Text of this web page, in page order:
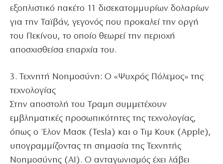
εξοπλιστικό πακέτο 11 δισεκατομμυρίων δολαρίων
για την Ταϊβάν, γεγονός που προκαλεί την οργή
του Πεκίνου, το οποίο θεωρεί την περιοχή
αποσχισθείσα επαρχία του.
3. Τεχνητή Νοημοσύνη: Ο «Ψυχρός Πόλεμος» της
τεχνολογίας
Στην αποστολή του Τραμπ συμμετέχουν
εμβληματικές προσωπικότητες της τεχνολογίας,
όπως ο Έλον Μασκ (Tesla) και ο Τιμ Κουκ (Apple),
υπογραμμίζοντας τη σημασία της Τεχνητής
Νοημοσύνης (AI). Ο ανταγωνισμός έχει λάβει